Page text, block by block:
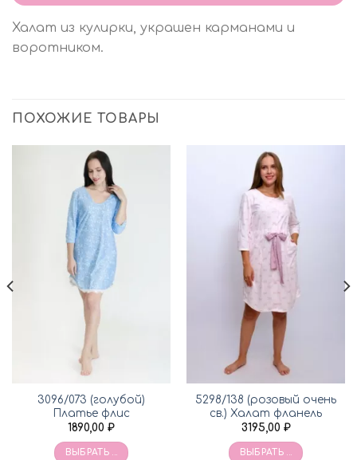
Халат из кулирки, украшен карманами и
воротником.
ПОХОЖИЕ ТОВАРЫ
3096/073 (голубой)
Платье флис
1890,00 ₽
ВЫБРАТЬ ...
5298/138 (розовый очень
св.) Халат фланель
3195,00 ₽
ВЫБРАТЬ ...